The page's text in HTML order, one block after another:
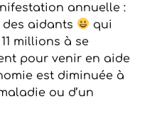
annuelle :
des aidants
qui
millions à se
pour venir en aide
est diminuée à
ou d’un